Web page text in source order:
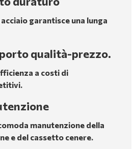
garantisce una lunga
qualità-prezzo.
a costi di
manutenzione della
e del cassetto cenere.